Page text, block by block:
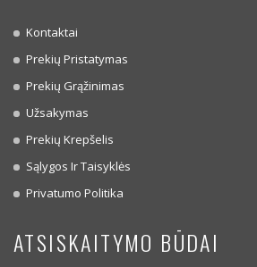
Kontaktai
Prekių Pristatymas
Prekių Grąžinimas
Užsakymas
Prekių Krepšelis
Sąlygos Ir Taisyklės
Privatumo Politika
ATSISKAITYMO BŪDAI